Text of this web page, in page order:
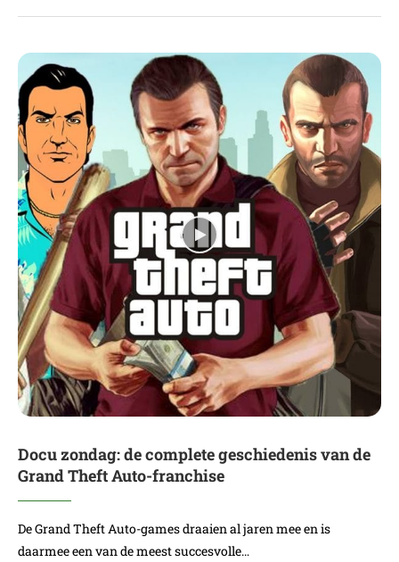
Docu zondag: de complete geschiedenis van de
Grand Theft Auto-franchise
De Grand Theft Auto-games draaien al jaren mee en is
daarmee een van de meest succesvolle…